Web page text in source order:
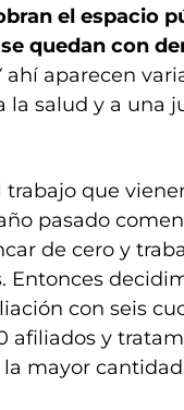
el espacio
quedan con
aparecen
la salud y a una
que
pasado
de cero y
Entonces
con seis
afiliados y
mayor